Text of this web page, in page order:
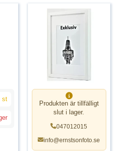
st
Produkten är tillfälligt
slut i lager.
047012015
info@ernstsonfoto.se